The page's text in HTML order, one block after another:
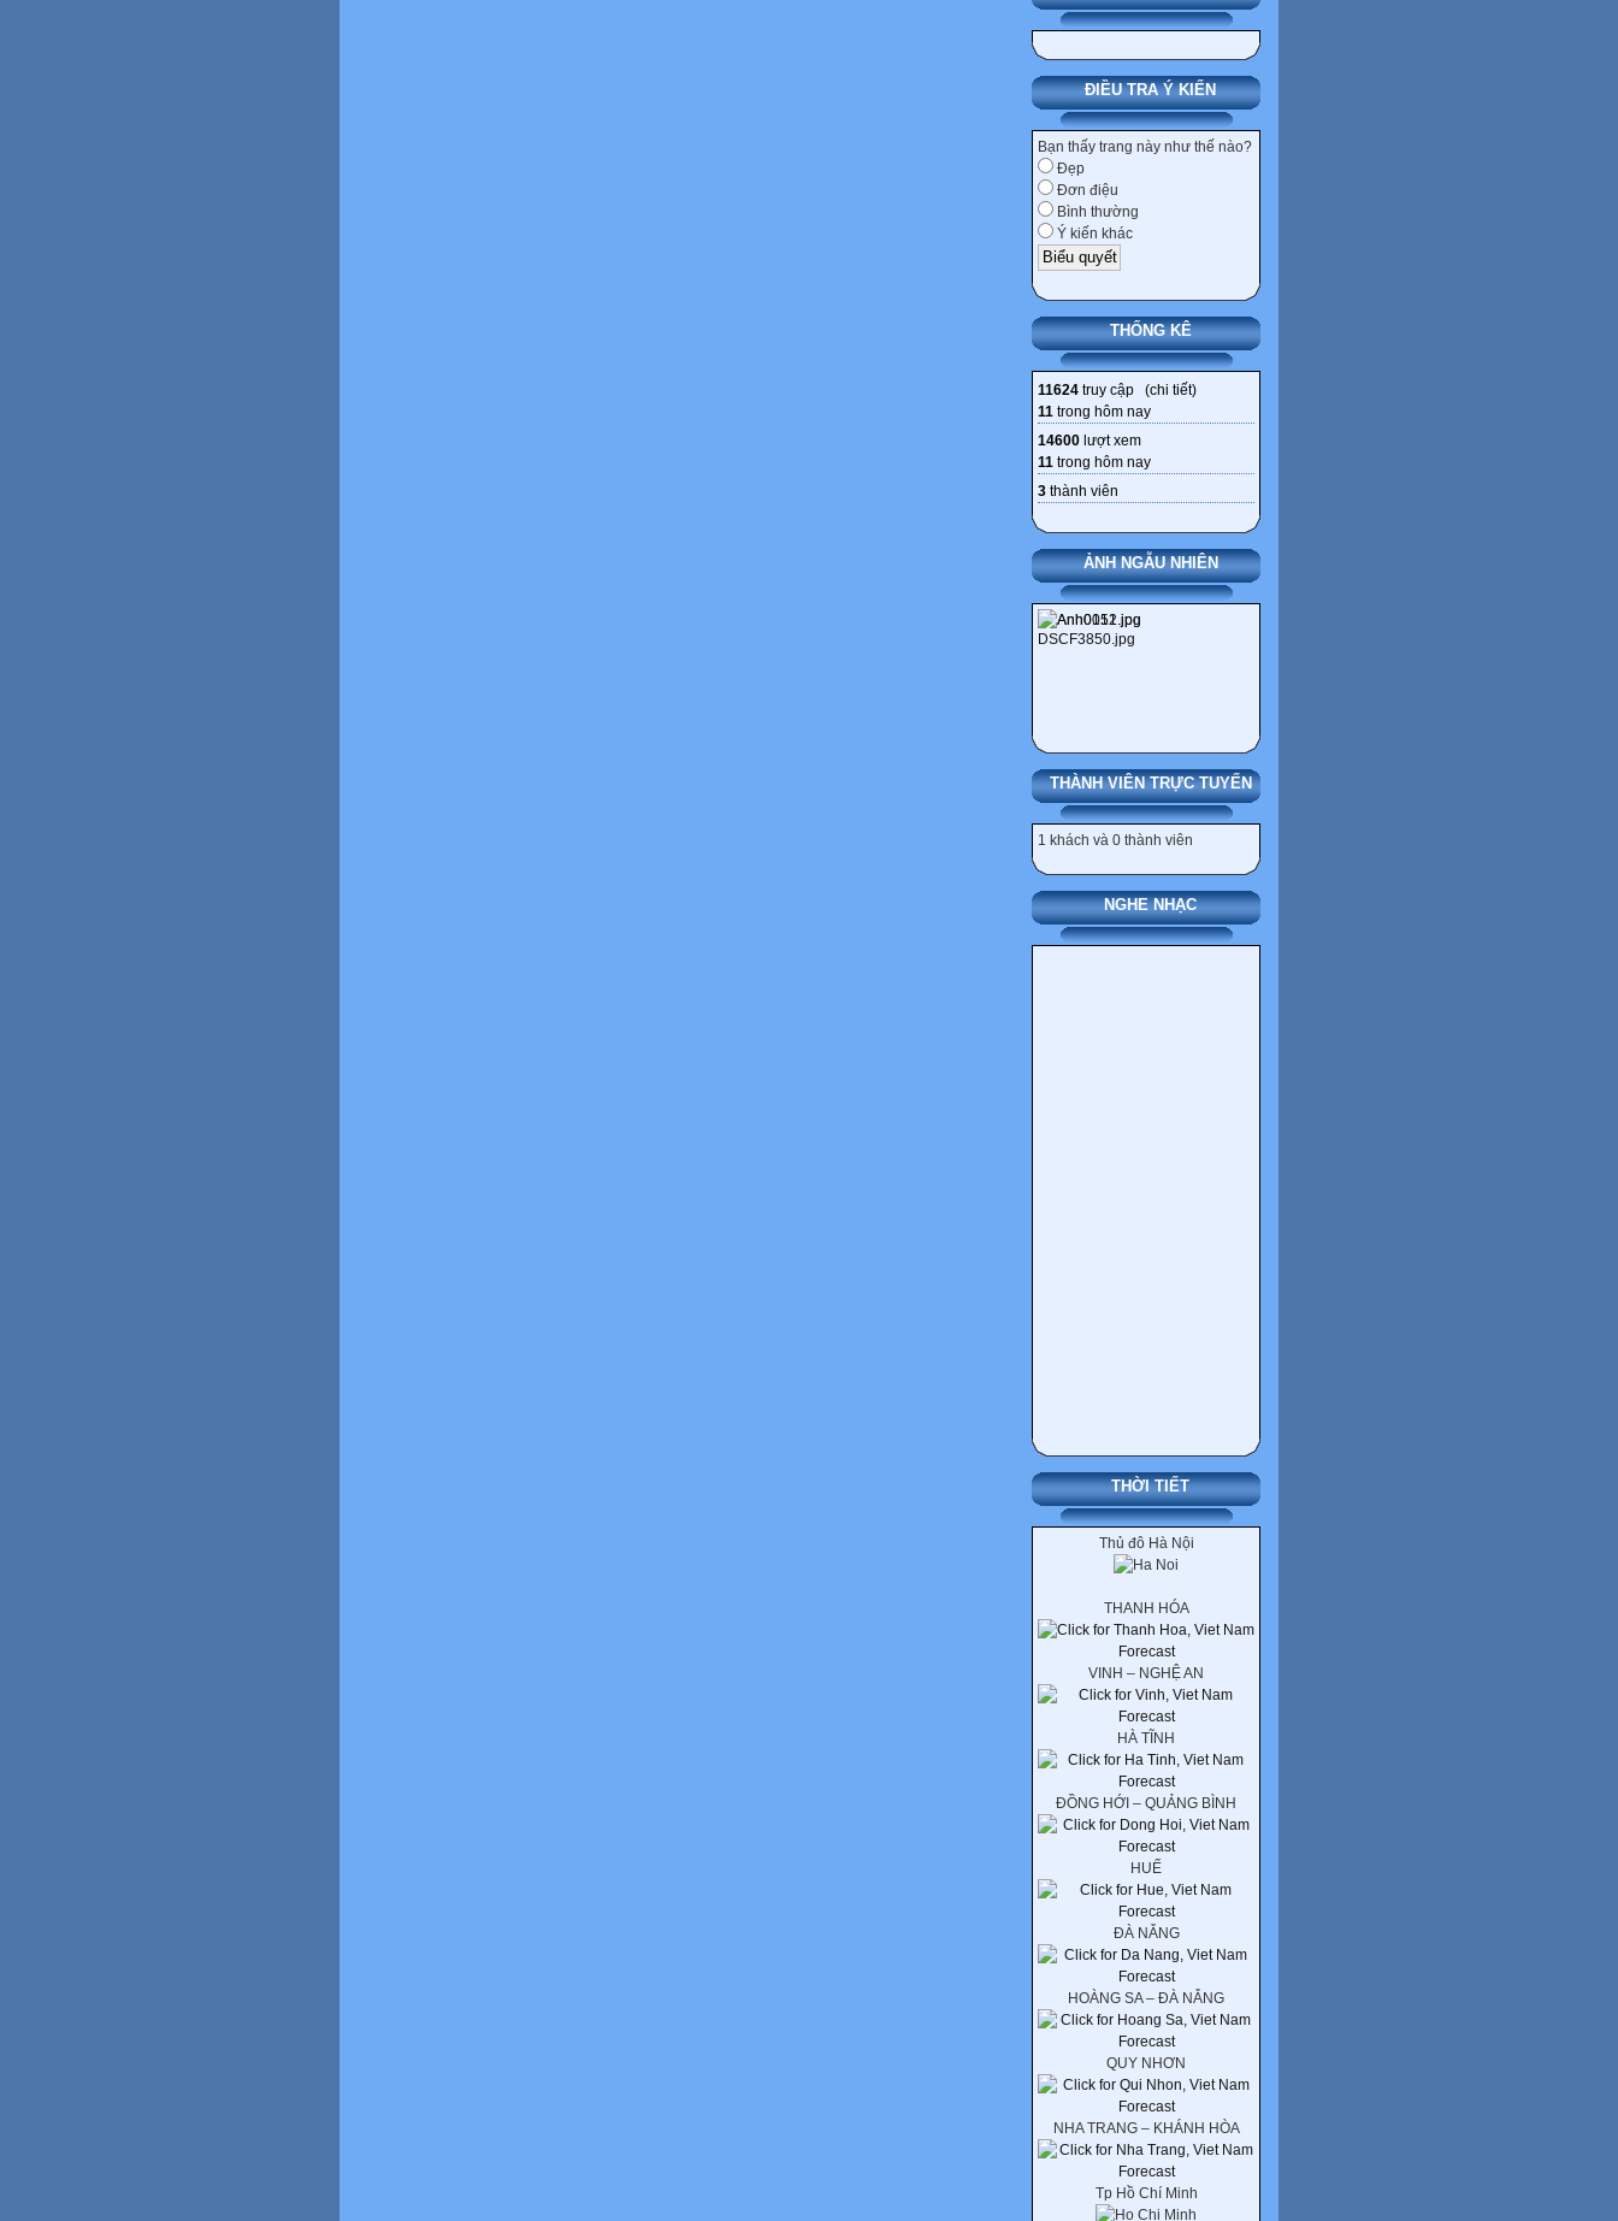
ĐIỀU TRA Ý KIẾN
Bạn thấy trang này như thế nào?
Đẹp
Đơn điệu
Bình thường
Ý kiến khác
THỐNG KÊ
11624 truy cập (chi tiết)
11 trong hôm nay
14600 lượt xem
11 trong hôm nay
3 thành viên
ẢNH NGẪU NHIÊN
THÀNH VIÊN TRỰC TUYẾN
1 khách và 0 thành viên
NGHE NHẠC
THỜI TIẾT
Thủ đô Hà Nội
THANH HÓA
VINH – NGHỆ AN
HÀ TĨNH
ĐỒNG HỚI – QUẢNG BÌNH
HUẾ
ĐÀ NẴNG
HOÀNG SA – ĐÀ NẴNG
QUY NHƠN
NHA TRANG – KHÁNH HÒA
Tp Hồ Chí Minh